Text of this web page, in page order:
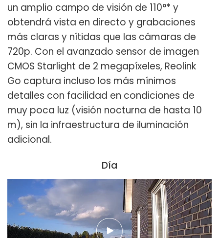
un amplio campo de visión de 110°* y
obtendrá vista en directo y grabaciones
más claras y nítidas que las cámaras de
720p. Con el avanzado sensor de imagen
CMOS Starlight de 2 megapíxeles, Reolink
Go captura incluso los más mínimos
detalles con facilidad en condiciones de
muy poca luz (visión nocturna de hasta 10
m), sin la infraestructura de iluminación
adicional.
Día